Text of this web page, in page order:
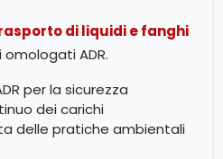
di liquidi e fanghi
ADR.
per la sicurezza
dei carichi
delle pratiche ambientali